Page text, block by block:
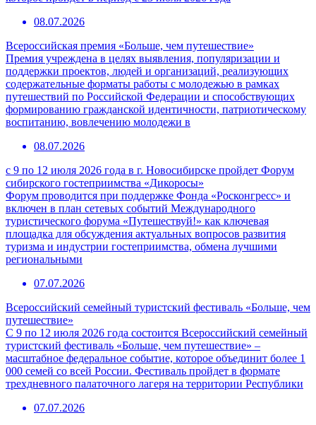
08.07.2026
Всероссийская премия «Больше, чем путешествие»
Премия учреждена в целях выявления, популяризации и
поддержки проектов, людей и организаций, реализующих
содержательные форматы работы с молодежью в рамках
путешествий по Российской Федерации и способствующих
формированию гражданской идентичности, патриотическому
воспитанию, вовлечению молодежи в
08.07.2026
с 9 по 12 июля 2026 года в г. Новосибирске пройдет Форум
сибирского гостеприимства «Дикоросы»
Форум проводится при поддержке Фонда «Росконгресс» и
включен в план сетевых событий Международного
туристического форума «Путешествуй!» как ключевая
площадка для обсуждения актуальных вопросов развития
туризма и индустрии гостеприимства, обмена лучшими
региональными
07.07.2026
Всероссийский семейный туристский фестиваль «Больше, чем
путешествие»
С 9 по 12 июля 2026 года состоится Всероссийский семейный
туристский фестиваль «Больше, чем путешествие» –
масштабное федеральное событие, которое объединит более 1
000 семей со всей России. Фестиваль пройдет в формате
трехдневного палаточного лагеря на территории Республики
07.07.2026